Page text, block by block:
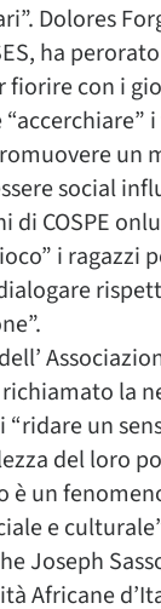
Dolores
ha
fiorire con i
un
social
di COSPE
i ragazzi
la
“ridare un
del loro
è un
e
Joseph
Africane